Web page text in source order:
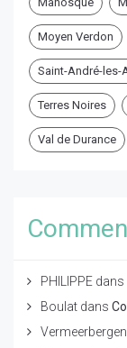
Moyen Verdon
Saint-André-les-
Terres Noires
Val de Durance
PHILIPPE dans
Boulat dans
Vermeerbergen